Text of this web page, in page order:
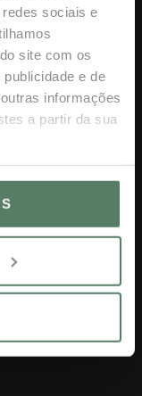
sociais e
site com os
e de
informações
a partir da sua